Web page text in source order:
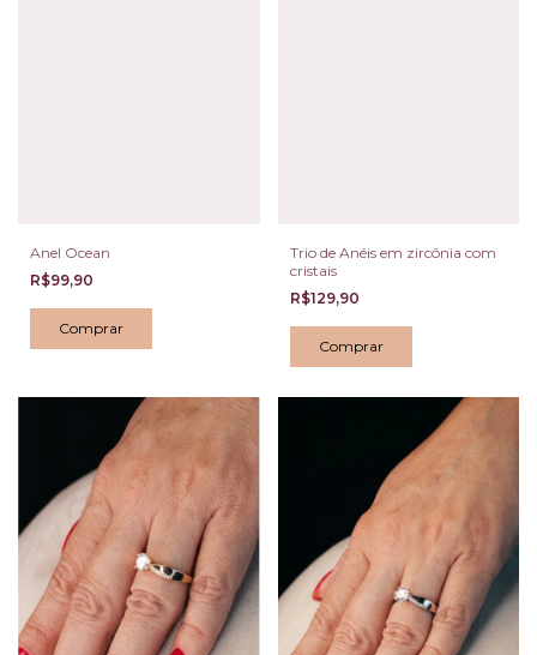
Anel Ocean
R$99,90
Trio de Anéis em zircônia com
cristais
R$129,90
Comprar